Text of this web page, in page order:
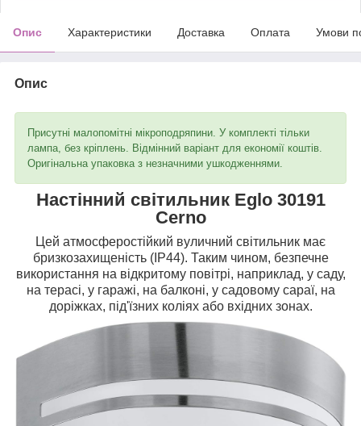
Опис Характеристики Доставка Оплата Умови
Опис
Присутні малопомітні мікроподряпини. У комплекті тільки
лампа, без кріплень. Відмінний варіант для економії коштів.
Оригінальна упаковка з незначними ушкодженнями.
Настінний світильник Eglo 30191
Cerno
Цей атмосферостійкий вуличний світильник має
бризкозахищеність (IP44). Таким чином, безпечне
використання на відкритому повітрі, наприклад, у саду,
на терасі, у гаражі, на балконі, у садовому сараї, на
доріжках, під'їзних коліях або вхідних зонах.